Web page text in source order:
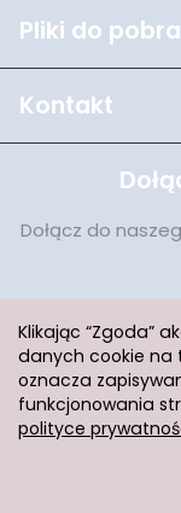
Pliki do
Kontakt
Dołącz do
Klikając “Zgoda”
danych cookie na
oznacza
funkcjonowania
polityce